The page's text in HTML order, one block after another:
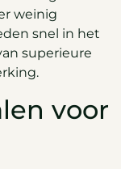
weinig
snel in het
superieure
voor